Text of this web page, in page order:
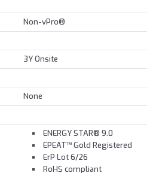
Non-vPro®
3Y Onsite
None
ENERGY STAR® 9.0
EPEAT™ Gold Registered
ErP Lot 6/26
RoHS compliant